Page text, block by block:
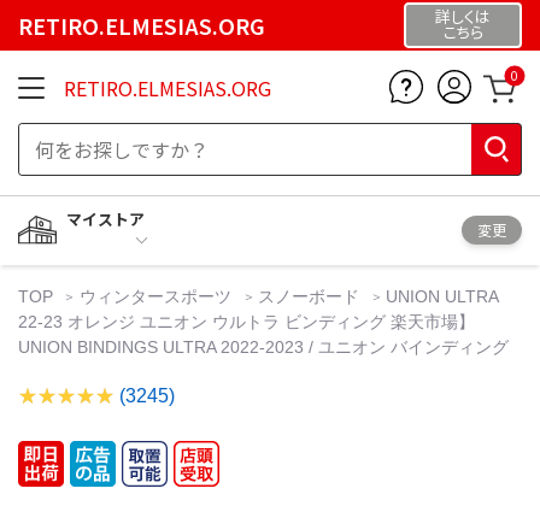
RETIRO.ELMESIAS.ORG 詳しくは
こちら
RETIRO.ELMESIAS.ORG 0
マイストア
変更
TOP ウィンタースポーツ スノーボード
UNION ULTRA
22-23 オレンジ ユニオン ウルトラ ビンディング 楽天市場】
UNION BINDINGS ULTRA 2022-2023 / ユニオン バインディング
(3245)